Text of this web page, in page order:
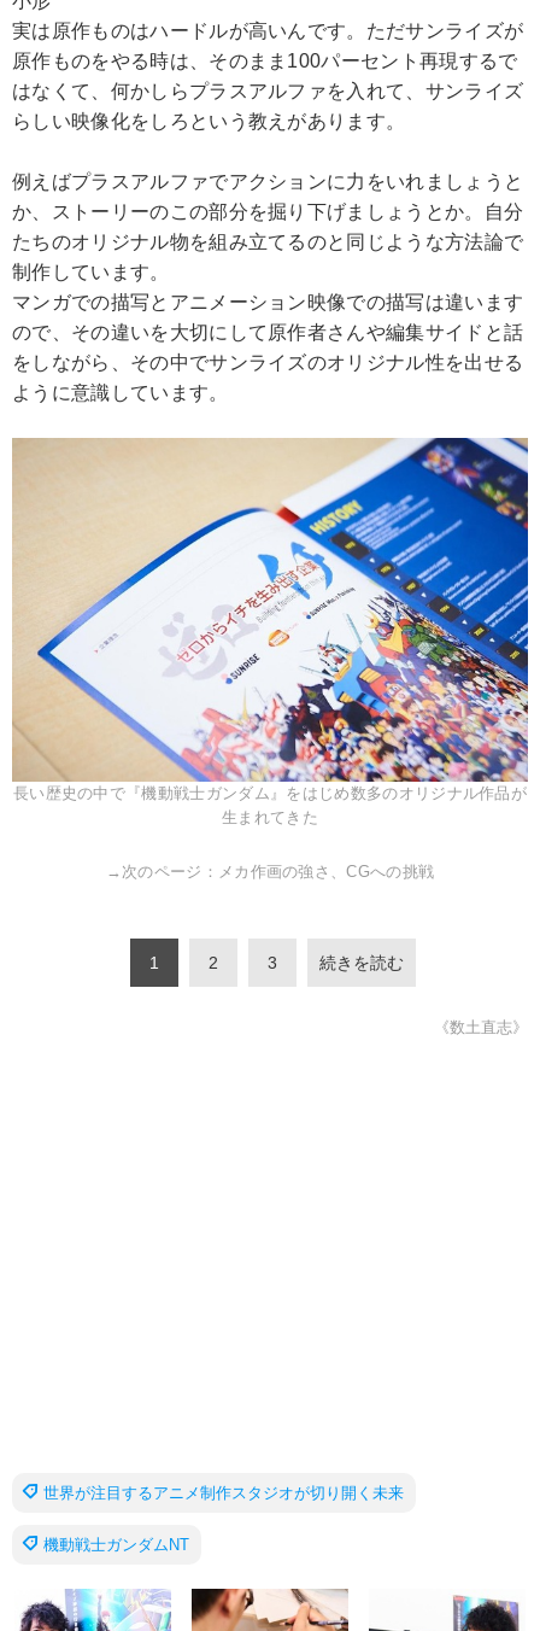
実は原作ものはハードルが高いんです。ただサンライズが
原作ものをやる時は、そのまま100パーセント再現するで
はなくて、何かしらプラスアルファを入れて、サンライズ
らしい映像化をしろという教えがあります。
例えばプラスアルファでアクションに力をいれましょうと
か、ストーリーのこの部分を掘り下げましょうとか。自分
たちのオリジナル物を組み立てるのと同じような方法論で
制作しています。
マンガでの描写とアニメーション映像での描写は違います
ので、その違いを大切にして原作者さんや編集サイドと話
をしながら、その中でサンライズのオリジナル性を出せる
ように意識しています。
長い歴史の中で『機動戦士ガンダム』をはじめ数多のオリジナル作品が
生まれてきた
→次のページ：メカ作画の強さ、CGへの挑戦
1 2 3 続きを読む
《数土直志》
世界が注目するアニメ制作スタジオが切り開く未来
機動戦士ガンダムNT